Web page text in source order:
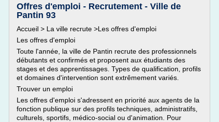
Offres d'emploi - Recrutement - Ville de
Pantin 93
Accueil > La ville recrute >Les offres d'emploi
Les offres d'emploi
Toute l'année, la ville de Pantin recrute des professionnels
débutants et confirmés et proposent aux étudiants des
stages et des apprentissages. Types de qualification, profils
et domaines d'intervention sont extrêmement variés.
Trouver un emploi
Les offres d'emploi s'adressent en priorité aux agents de la
fonction publique sur des profils techniques, administratifs,
culturels, sportifs, médico-social ou d'animation. Pour